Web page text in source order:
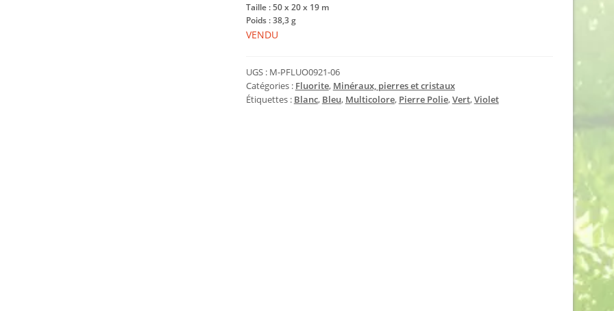
Taille : 50 x 20 x 19 m
Poids : 38,3 g
VENDU
UGS : M-PFLUO0921-06
Catégories : Fluorite, Minéraux, pierres et cristaux
Étiquettes : Blanc, Bleu, Multicolore, Pierre Polie,Vert,Violet